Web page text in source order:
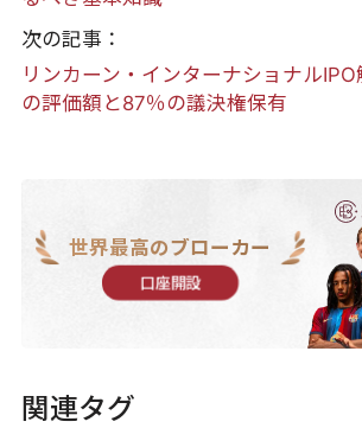
次の記事：
リンカーン・インターナショナル
の評価額と87％の議決権保有
世界最高のブローカー
口座開設
関連タグ